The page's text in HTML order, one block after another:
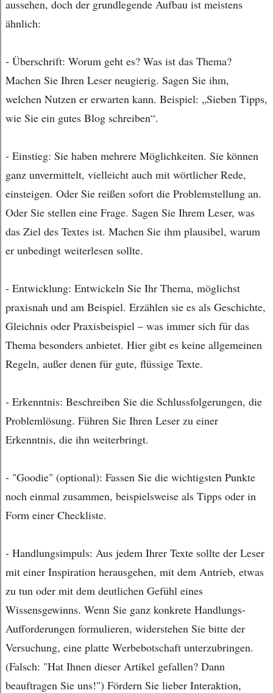
aussehen, doch der grundlegende Aufbau ist meistens
ähnlich:
- Überschrift: Worum geht es? Was ist das Thema?
Machen Sie Ihren Leser neugierig. Sagen Sie ihm,
welchen Nutzen er erwarten kann. Beispiel: „Sieben Tipps,
wie Sie ein gutes Blog schreiben“.
- Einstieg: Sie haben mehrere Möglichkeiten. Sie können
ganz unvermittelt, vielleicht auch mit wörtlicher Rede,
einsteigen. Oder Sie reißen sofort die Problemstellung an.
Oder Sie stellen eine Frage. Sagen Sie Ihrem Leser, was
das Ziel des Textes ist. Machen Sie ihm plausibel, warum
er unbedingt weiterlesen sollte.
- Entwicklung: Entwickeln Sie Ihr Thema, möglichst
praxisnah und am Beispiel. Erzählen sie es als Geschichte,
Gleichnis oder Praxisbeispiel – was immer sich für das
Thema besonders anbietet. Hier gibt es keine allgemeinen
Regeln, außer denen für gute, flüssige Texte.
- Erkenntnis: Beschreiben Sie die Schlussfolgerungen, die
Problemlösung. Führen Sie Ihren Leser zu einer
Erkenntnis, die ihn weiterbringt.
- "Goodie" (optional): Fassen Sie die wichtigsten Punkte
noch einmal zusammen, beispielsweise als Tipps oder in
Form einer Checkliste.
- Handlungsimpuls: Aus jedem Ihrer Texte sollte der Leser
mit einer Inspiration herausgehen, mit dem Antrieb, etwas
zu tun oder mit dem deutlichen Gefühl eines
Wissensgewinns. Wenn Sie ganz konkrete Handlungs-
Aufforderungen formulieren, widerstehen Sie bitte der
Versuchung, eine platte Werbebotschaft unterzubringen.
(Falsch: "Hat Ihnen dieser Artikel gefallen? Dann
beauftragen Sie uns!") Fördern Sie lieber Interaktion,